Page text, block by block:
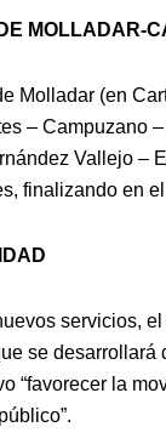
MOLLADAR-
Molladar (en
– Campuzano
Vallejo –
finalizando en el
servicios,
se
“favorecer la